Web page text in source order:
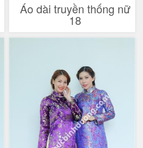
Áo dài truyền thống nữ
18